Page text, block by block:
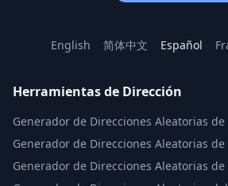
English 简体中文 Español
Herramientas de Dirección
Generador de Direcciones Aleatorias de
Generador de Direcciones Aleatorias de
Generador de Direcciones Aleatorias